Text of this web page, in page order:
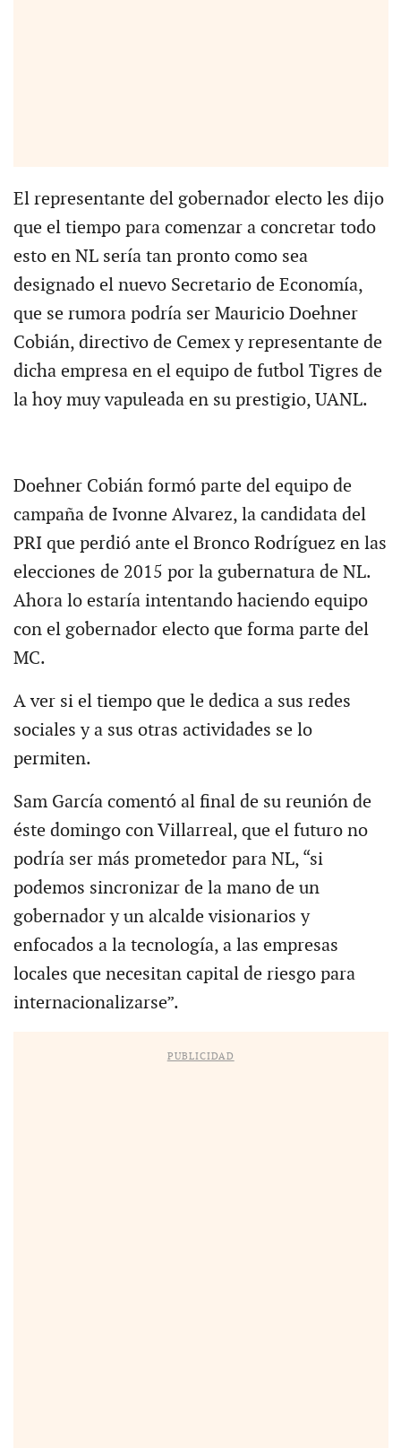
El representante del gobernador electo les dijo
que el tiempo para comenzar a concretar todo
esto en NL sería tan pronto como sea
designado el nuevo Secretario de Economía,
que se rumora podría ser Mauricio Doehner
Cobián, directivo de Cemex y representante de
dicha empresa en el equipo de futbol Tigres de
la hoy muy vapuleada en su prestigio, UANL.
Doehner Cobián formó parte del equipo de
campaña de Ivonne Alvarez, la candidata del
PRI que perdió ante el Bronco Rodríguez en las
elecciones de 2015 por la gubernatura de NL.
Ahora lo estaría intentando haciendo equipo
con el gobernador electo que forma parte del
MC.
A ver si el tiempo que le dedica a sus redes
sociales y a sus otras actividades se lo
permiten.
Sam García comentó al final de su reunión de
éste domingo con Villarreal, que el futuro no
podría ser más prometedor para NL, “si
podemos sincronizar de la mano de un
gobernador y un alcalde visionarios y
enfocados a la tecnología, a las empresas
locales que necesitan capital de riesgo para
internacionalizarse”.
PUBLICIDAD